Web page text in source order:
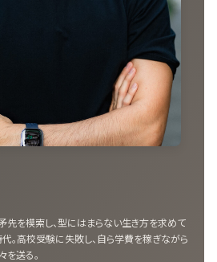
先を模索し、型にはまらない生き方を求めて
。高校受験に失敗し、自ら学費を稼ぎながら
送る。